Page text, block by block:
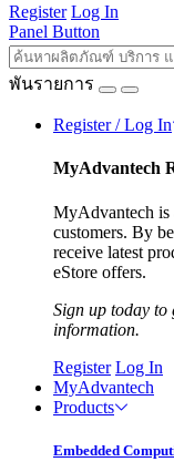
Register Log In
Panel Button
พันรายการ
Register / Log In
MyAdvantech
MyAdvantech is
customers. By
receive latest
eStore offers.
Sign up today to
information.
Register Log In
MyAdvantech
Products
Embedded